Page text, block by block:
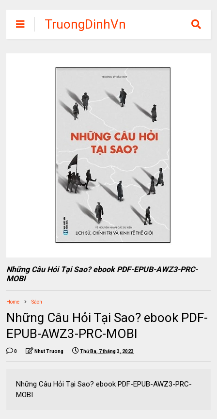
TruongDinhVn
Chia sẽ ebook,
phần mềm học
tập miễn phí
Những Câu Hỏi Tại Sao? ebook PDF-EPUB-AWZ3-PRC-
MOBI
Home Sách
Những Câu Hỏi Tại Sao? ebook PDF-
EPUB-AWZ3-PRC-MOBI
0 Nhut Truong Thứ Ba, 7 tháng 3, 2023
Những Câu Hỏi Tại Sao? ebook PDF-EPUB-AWZ3-PRC-
MOBI